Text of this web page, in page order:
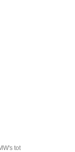
tot